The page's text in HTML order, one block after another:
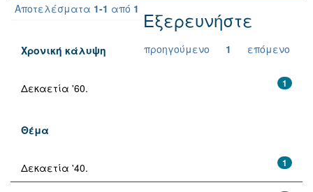
Αποτελέσματα 1-1 από 1
προηγούμενο 1 επόμενο
Εξερευνήστε
Χρονική κάλυψη
1
Δεκαετία '60.
Θέμα
1
Δεκαετία '40.